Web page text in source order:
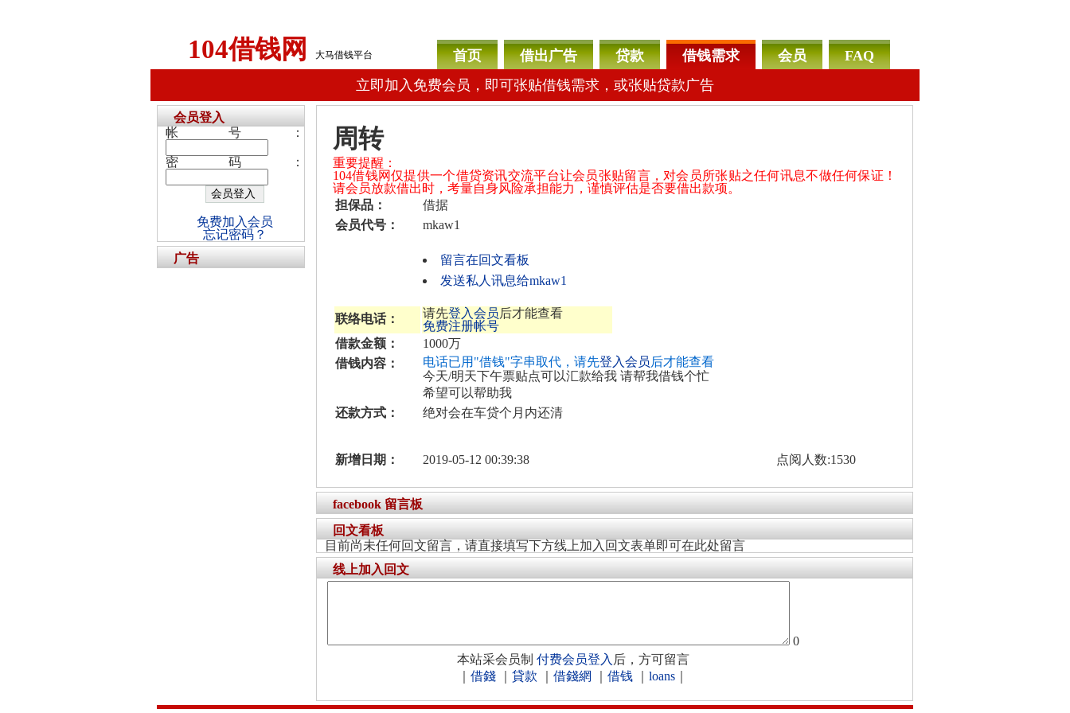
104借钱网 大马借钱平台 首页 借出广告 贷款 借钱需求 会员
FAQ
立即加入免费会员，即可张贴借钱需求，或张贴贷款广告
周转
重要提醒：
104借钱网仅提供一个借贷资讯交流平台让会员张贴留言，对会员所张贴之任何讯息不做任何保证！
请会员放款借出时，考量自身风险承担能力，谨慎评估是否要借出款项。
担保品：
借据
会员代号：
mkaw1
留言在回文看板
发送私人讯息给mkaw1
联络电话： 请先登入会员后才能查看
免费注册帐号
借款金额：
1000万
借钱内容：
电话已用"借钱"字串取代，请先登入会员后才能查看
今天/明天下午票贴点可以汇款给我 请帮我借钱个忙
希望可以帮助我
还款方式：
绝对会在车贷个月内还清
新增日期： 2019-05-12 00:39:38 点阅人数:1530
facebook 留言板
回文看板
目前尚未任何回文留言，请直接填写下方线上加入回文表单即可在此处留言
线上加入回文
0
本站采会员制 付费会员登入 后，方可留言
借錢 貸款 借錢網 借钱 loans
会员登入
帐号：
密码：
免费加入会员
忘记密码？
广告